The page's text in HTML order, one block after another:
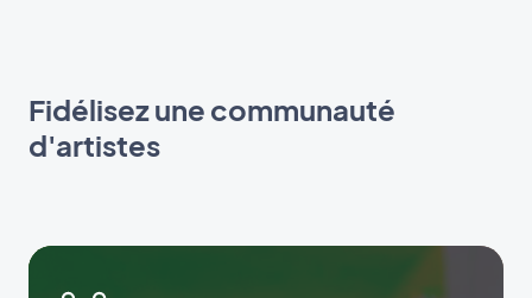
Fidélisez une communauté
d'artistes